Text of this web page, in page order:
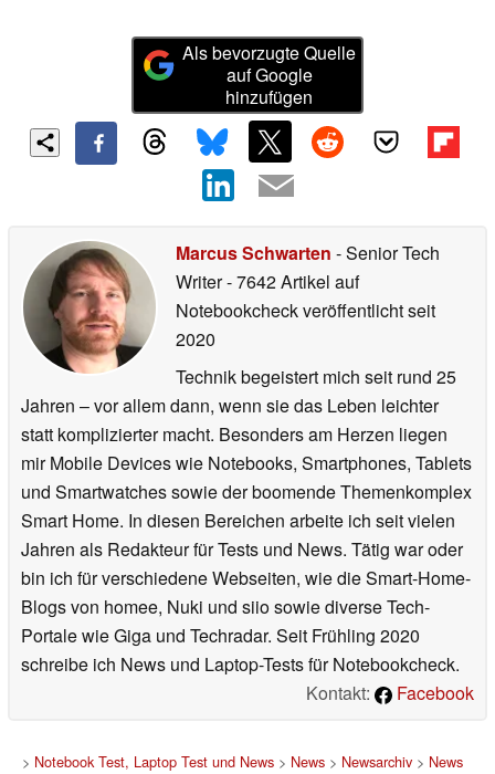
Als bevorzugte Quelle
auf Google
hinzufügen
Marcus Schwarten - Senior Tech
Writer- 7642 Artikel auf
Notebookcheck veröffentlichtseit
2020
Technik begeistert mich seit rund 25
Jahren – vor allem dann, wenn sie das Leben leichter
statt komplizierter macht. Besonders am Herzen liegen
mir Mobile Devices wie Notebooks, Smartphones, Tablets
und Smartwatches sowie der boomende Themenkomplex
Smart Home. In diesen Bereichen arbeite ich seit vielen
Jahren als Redakteur für Tests und News. Tätig war oder
bin ich für verschiedene Webseiten, wie die Smart-Home-
Blogs von homee, Nuki und siio sowie diverse Tech-
Portale wie Giga und Techradar. Seit Frühling 2020
schreibe ich News und Laptop-Tests für Notebookcheck.
Kontakt:
Facebook
> Notebook Test, Laptop Test und News> News> Newsarchiv> News